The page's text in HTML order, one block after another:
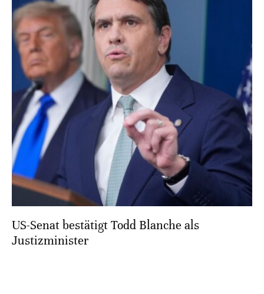
US-Senat bestätigt Todd Blanche als
Justizminister